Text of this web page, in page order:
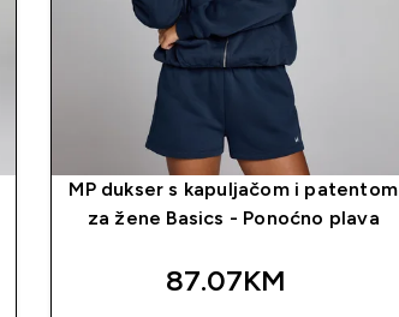
MP dukser s kapuljačom i patentom
za žene Basics - Ponoćno plava
87.07KM‎